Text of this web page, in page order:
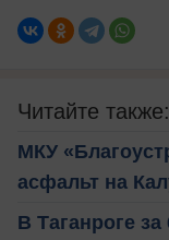
Читайте также:
МКУ
асфальт на
В Таганроге